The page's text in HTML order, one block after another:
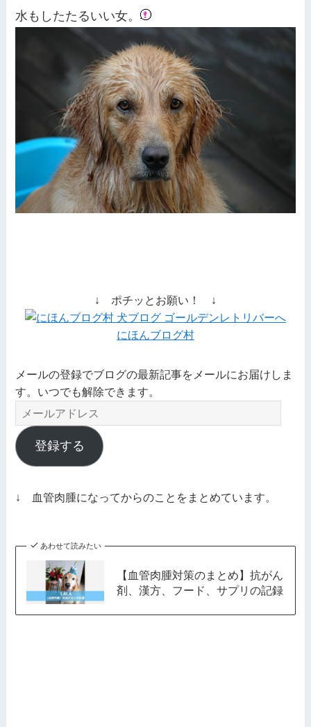
水もしたたるいい女。
↓ ポチッとお願い！ ↓
にほんブログ村
メールの登録でブログの最新記事をメールにお届けしま
す。いつでも解除できます。
ー
ル
ア
レ
登録する
↓ 血管肉腫になってからのことをまとめています。
あわせて読みたい
【血管肉腫対策のまとめ】抗がん
剤、漢方、フード、サプリの記録